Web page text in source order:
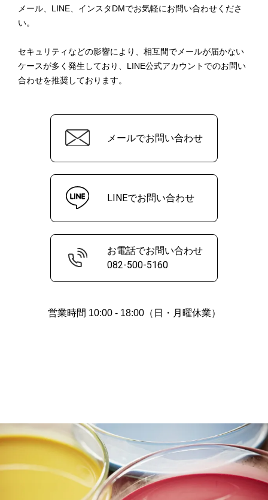
メール、LINE、インスタDMでお気軽にお問い合わせくださ
い。
セキュリティなどの影響により、相互間でメールが届かない
ケースが多く発生しており、 LINE公式アカウントでのお問い
合わせを推奨しております。
メールでお問い合わせ
LINEでお問い合わせ
お電話でお問い合わせ
082-500-5160
営業時間 10:00 - 18:00（日・月曜休業）